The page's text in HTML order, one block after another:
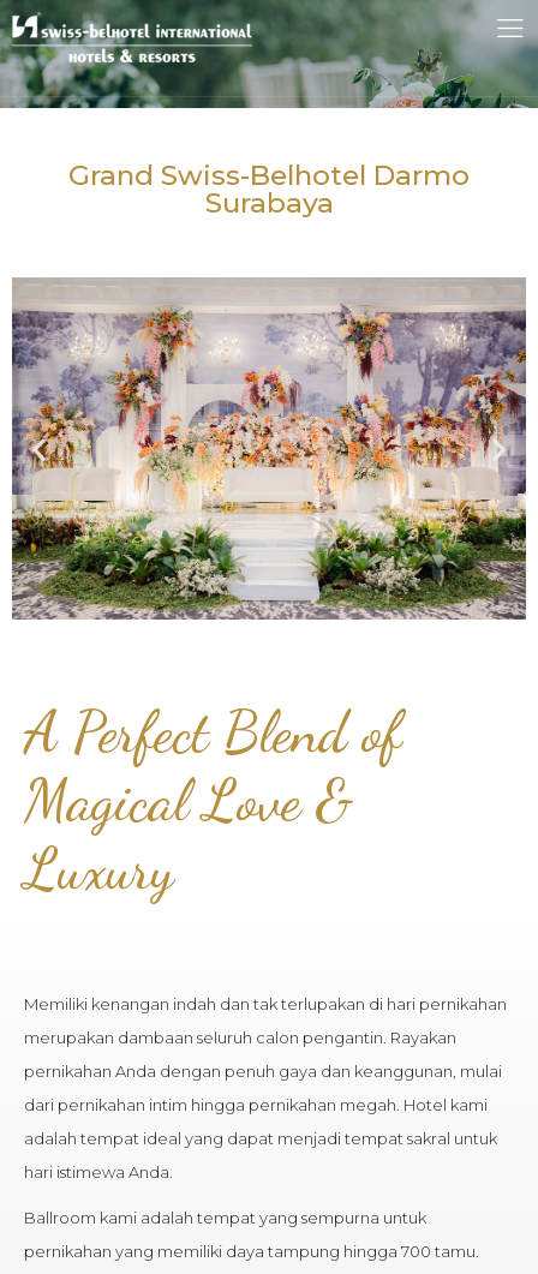
Grand Swiss-Belhotel Darmo
Surabaya
A Perfect Blend of
Magical Love &
Luxury
Memiliki kenangan indah dan tak terlupakan di hari pernikahan
merupakan dambaan seluruh calon pengantin. Rayakan
pernikahan Anda dengan penuh gaya dan keanggunan, mulai
dari pernikahan intim hingga pernikahan megah. Hotel kami
adalah tempat ideal yang dapat menjadi tempat sakral untuk
hari istimewa Anda.
Ballroom kami adalah tempat yang sempurna untuk
pernikahan yang memiliki daya tampung hingga 700 tamu.